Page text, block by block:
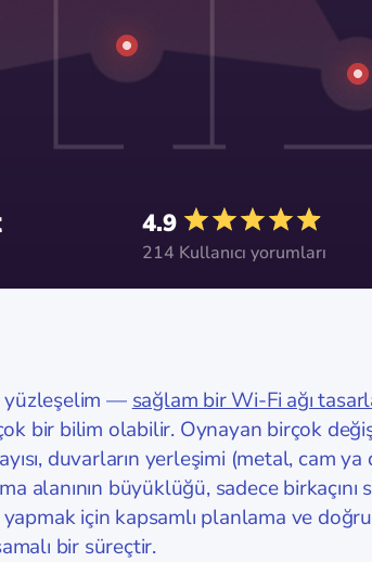
4.9
214 Kullanıcı yorumları
yüzleşelim — sağlam bir Wi-Fi ağı
bir bilim olabilir. Oynayan birçok
duvarların yerleşimi (metal, cam ya
alanının büyüklüğü, sadece birkaçını
için kapsamlı planlama ve
bir süreçtir.